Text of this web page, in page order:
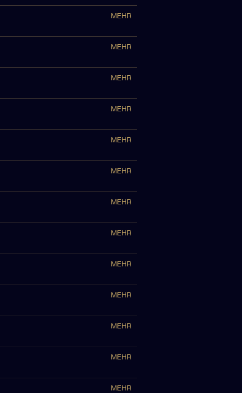
MEHR
MEHR
MEHR
MEHR
MEHR
MEHR
MEHR
MEHR
MEHR
MEHR
MEHR
MEHR
MEHR